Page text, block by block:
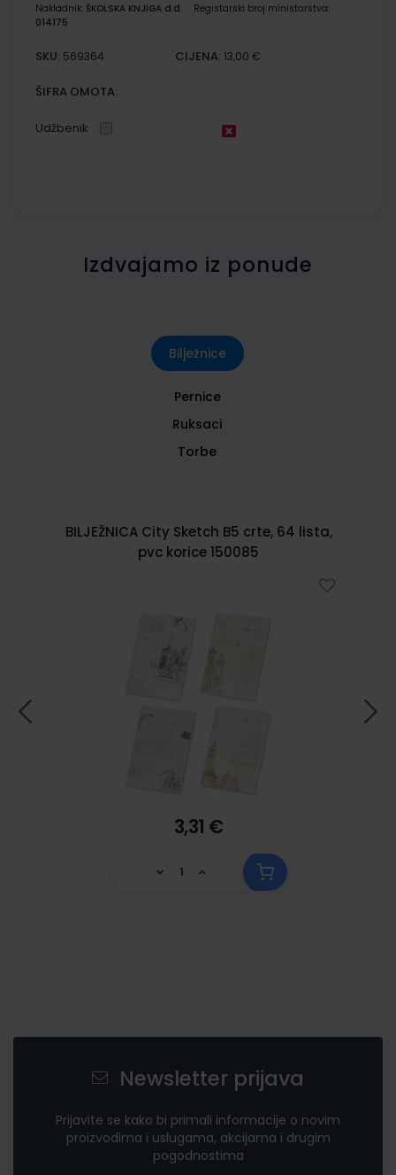
Nakladnik: ŠKOLSKA KNJIGA d.d.
Registarski broj ministarstva:
014175
SKU: 569364 CIJENA: 13,00 €
ŠIFRA OMOTA:
Udžbenik
Izdvajamo iz ponude
Bilježnice
Pernice
Ruksaci
Torbe
BILJEŽNICA City Sketch B5 crte, 64 lista,
pvc korice 150085
3,31 €
Newsletter prijava
Prijavite se kako bi primali informacije o novim
proizvodima i uslugama, akcijama i drugim
pogodnostima